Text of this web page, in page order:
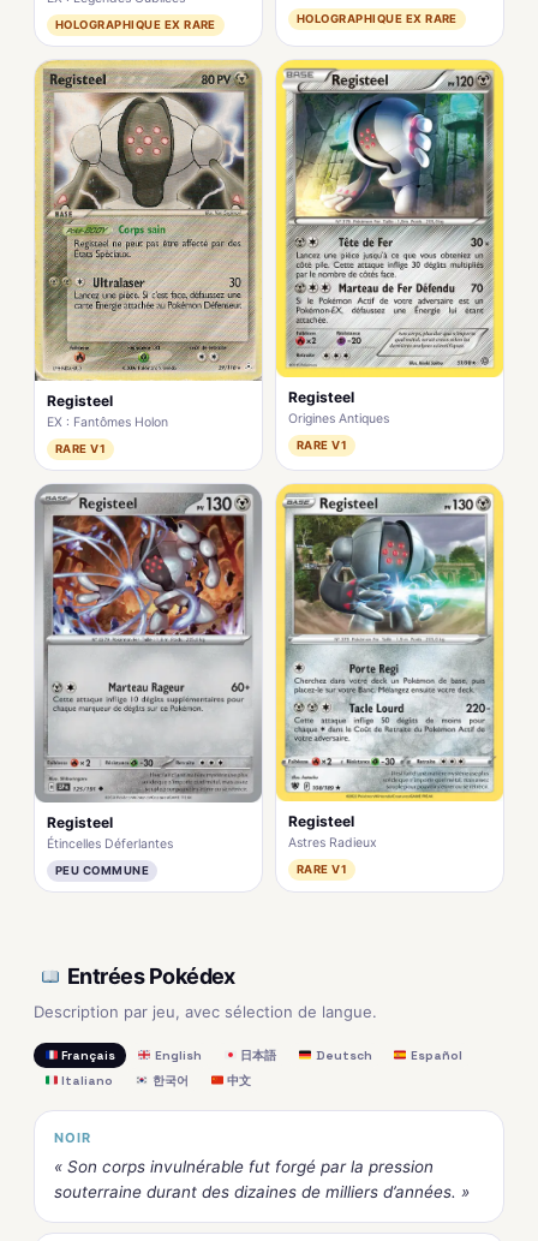
HOLOGRAPHIQUE EX RARE
HOLOGRAPHIQUE EX RARE
Registeel
EX : Fantômes Holon
RARE V1
Registeel
Origines Antiques
RARE V1
Registeel
Étincelles Déferlantes
PEU COMMUNE
Registeel
Astres Radieux
RARE V1
Entrées Pokédex
Description par jeu, avec sélection de langue.
Français English 日本語 Deutsch
Español
Italiano
한국어 中文
NOIR
« Son corps invulnérable fut forgé par la pression
souterraine durant des dizaines de milliers d’années. »